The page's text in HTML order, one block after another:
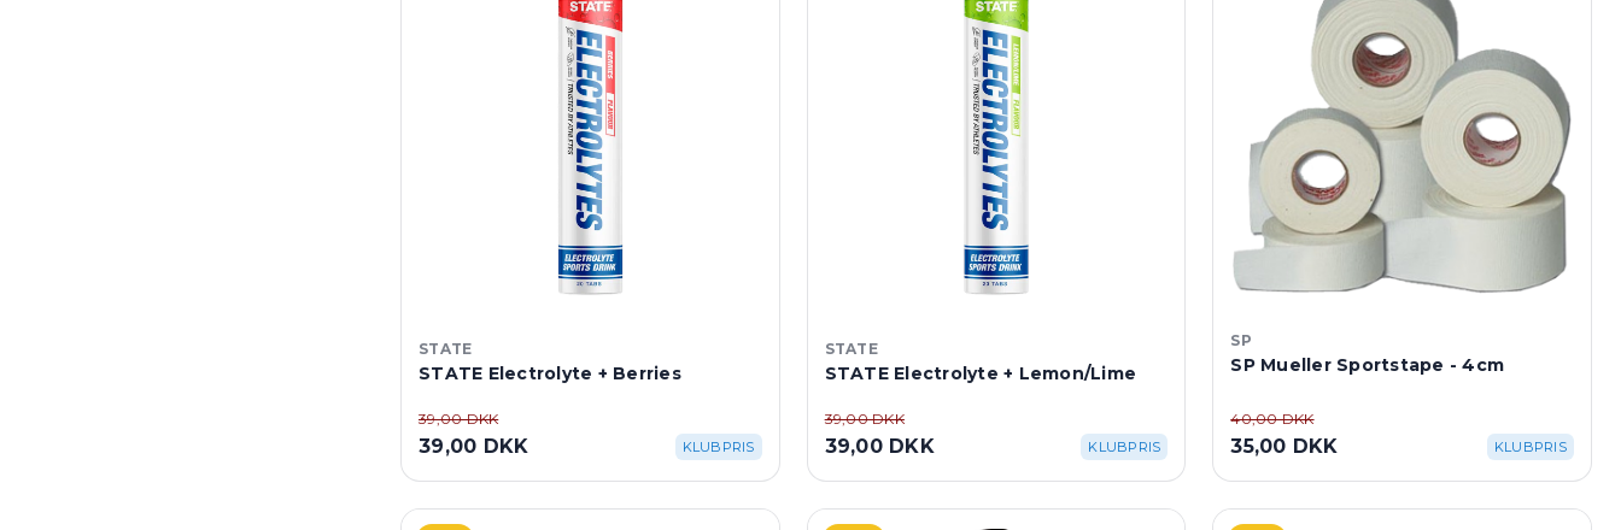
STATE
STATE Electrolyte + Berries
39,00 DKK
39,00 DKK KLUBPRIS
STATE
STATE Electrolyte + Lemon/Lime
39,00 DKK
39,00 DKK KLUBPRIS
SP
SP Mueller Sportstape - 4cm
40,00 DKK
35,00 DKK KLUBPRIS